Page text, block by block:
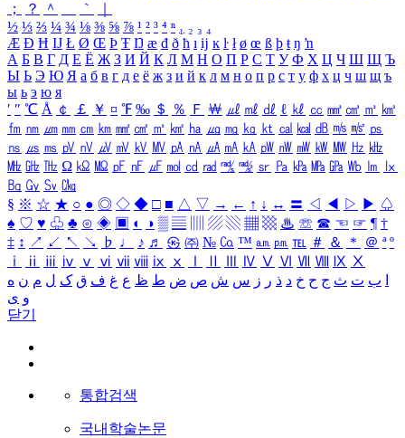
；
？ ＾ ｀
½ ⅓ ⅔ ¼ ¾ ⅛ ⅜ ⅝ ⅞ ¹ ² ³ ⁴ ⁿ ₁ ₂ ₃ ₄
Æ Ð Ħ Ĳ Ł Ø Œ Þ Ŧ Ŋ æ đ ð ħ ı ĳ ĸ ŀ ł ø œ ß þ ŧ ŋ ŉ
А Б В Г Д Е Ё Ж З И Й К Л М Н О П Р С Т У Ф Х Ц Ч Ш Щ Ъ
Ы Ь Э Ю Я а б в г д е ё ж з и й к л м н о п р с т у ф х ц ч ш щ ъ
ы ь э ю я
′ ″ ℃ Å ￠ ￡ ￥ ¤ ℉ ‰ ＄ ％ Ｆ ￦ ㎕ ㎖ ㎗ ℓ ㎘ ㏄ ㎣ ㎤ ㎥ ㎦
㎙ ㎚ ㎛ ㎜ ㎝ ㎞ ㎟ ㎠ ㎡ ㎢ ㏊ ㎍ ㎎ ㎏ ㏏ ㎈ ㎉ ㏈ ㎧ ㎨ ㎰
㎱ ㎲ ㎳ ㎴ ㎵ ㎶ ㎷ ㎸ ㎹ ㎀ ㎁ ㎂ ㎃ ㎄ ㎺ ㎻ ㎽ ㎾ ㎿ ㎐ ㎑
㎒ ㎓ ㎔ Ω ㏀ ㏁ ㎊ ㎋ ㎌ ㏖ ㏅ ㎭ ㎮ ㎯ ㏛ ㎩ ㎪ ㎫ ㎬ ㏝ ㏐
㏓
㏃ ㏉ ㏜ ㏆
§ ※ ☆ ★ ○ ● ◎ ◇ ◆ □ ■ △ ▽ → ← ↑ ↓ ↔ 〓 ◁ ◀ ▷ ▶ ♤
♠ ♡ ♥ ♧ ♣ ⊙ ◈ ▣ ◐ ◑ ▒ ▤ ▨ ▧ ▦ ▩ ♨ ☏ ☎ ☜ ☞ ¶ †
‡ ↕ ↗ ↙ ↖ ↘ ♭ ♩ ♪ ♬ ㉿ ㈜ № ㏇ ™ ㏂ ㏘ ℡ ＃ ＆ ＊ ＠ ª º
ⅰ
ⅱ ⅲ ⅳ ⅴ ⅵ ⅶ ⅷ ⅸ ⅹ Ⅳ Ⅴ Ⅵ Ⅶ Ⅷ Ⅸ Ⅹ
ب ت ث ج ح خ د ذ ر ز س ش ص ض ط ظ ع غ ف ق ک ل م ن ه
و ی
닫기
통합검색
국내학술논문